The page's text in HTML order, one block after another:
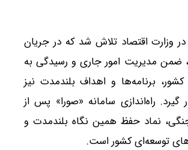
در وزارت اقتصاد تلاش شد که در جریان
ضمن مدیریت امور جاری و رسیدگی به
کشور، برنامه‌ها و اهداف بلندمدت نیز
گیرد. راه‌اندازی سامانه «صورا» پس از
نماد حفظ همین نگاه بلندمدت و
توسعه‌ای کشور است.